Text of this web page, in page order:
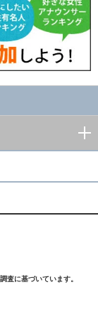
査に基づいています。